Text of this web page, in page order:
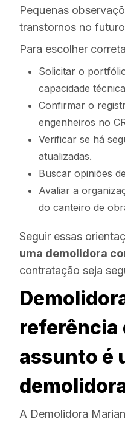
Pequenas
transtornos no
Para escolher
Solicitar o
capacidade
Confirmar o
engenheiros no
Verificar se há
atualizadas.
Buscar opiniões
Avaliar a
do canteiro de
Seguir essas
uma demolidora
contratação seja
referência
assunto é
A Demolidora